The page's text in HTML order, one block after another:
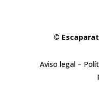
©
Aviso legal–